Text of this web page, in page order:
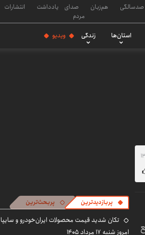
صدسالگی هم‌زبان
صدای
مردم
یادداشت انتشارات
استان‌ها زندگی ویدیو
پربازدیدترین پربحث‌ترین
تکان شدید قیمت محصولات ایران‌خودرو و سایپا
امروز شنبه ۱۷ مرداد ۱۴۰۵